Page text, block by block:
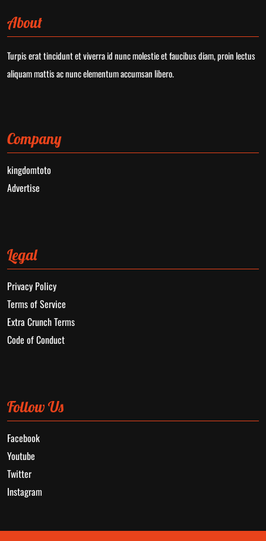
About
Turpis erat tincidunt et viverra id nunc molestie et faucibus diam, proin lectus
aliquam mattis ac nunc elementum accumsan libero.
Company
kingdomtoto
Advertise
Legal
Privacy Policy
Terms of Service
Extra Crunch Terms
Code of Conduct
Follow Us
Facebook
Youtube
Twitter
Instagram